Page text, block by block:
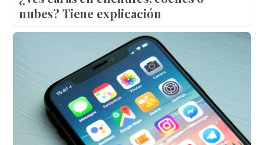
nubes? Tiene explicación